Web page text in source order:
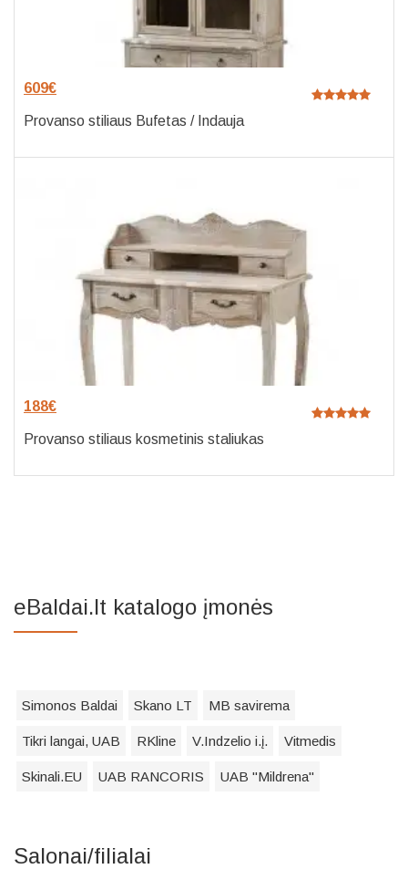
609€
Provanso stiliaus Bufetas / Indauja
188€
Provanso stiliaus kosmetinis staliukas
eBaldai.lt katalogo įmonės
Simonos Baldai Skano LT MB savirema
Tikri langai, UAB RKline V.Indzelio i.į. Vitmedis
Skinali.EU UAB RANCORIS UAB "Mildrena"
Salonai/filialai